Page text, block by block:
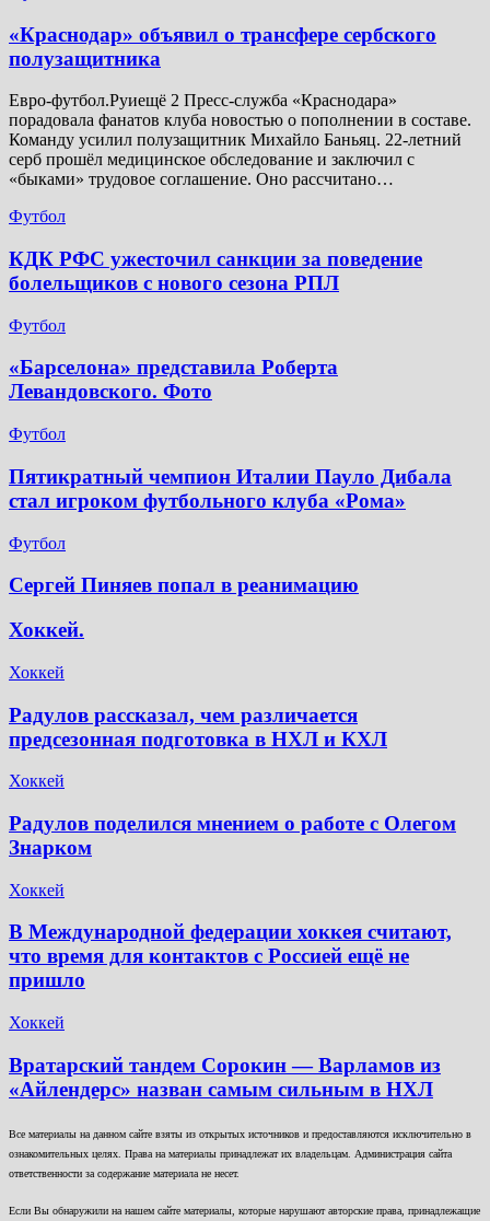
​«Краснодар» объявил о трансфере сербского
полузащитника
Евро-футбол.Руиещё 2 Пресс-служба «Краснодара»
порадовала фанатов клуба новостью о пополнении в составе.
Команду усилил полузащитник Михайло Баньяц. 22-летний
серб прошёл медицинское обследование и заключил с
«быками» трудовое соглашение. Оно рассчитано…
Футбол
КДК РФС ужесточил санкции за поведение
болельщиков с нового сезона РПЛ
Футбол
«Барселона» представила Роберта
Левандовского. Фото
Футбол
Пятикратный чемпион Италии Пауло Дибала
стал игроком футбольного клуба «Рома»
Футбол
Сергей Пиняев попал в реанимацию
Хоккей.
Хоккей
Радулов рассказал, чем различается
предсезонная подготовка в НХЛ и КХЛ
Хоккей
Радулов поделился мнением о работе с Олегом
Знарком
Хоккей
В Международной федерации хоккея считают,
что время для контактов с Россией ещё не
пришло
Хоккей
Вратарский тандем Сорокин — Варламов из
«Айлендерс» назван самым сильным в НХЛ
Все материалы на данном сайте взяты из открытых источников и предоставляются исключительно в
ознакомительных целях. Права на материалы принадлежат их владельцам. Администрация сайта
ответственности за содержание материала не несет.
Если Вы обнаружили на нашем сайте материалы, которые нарушают авторские права, принадлежащие